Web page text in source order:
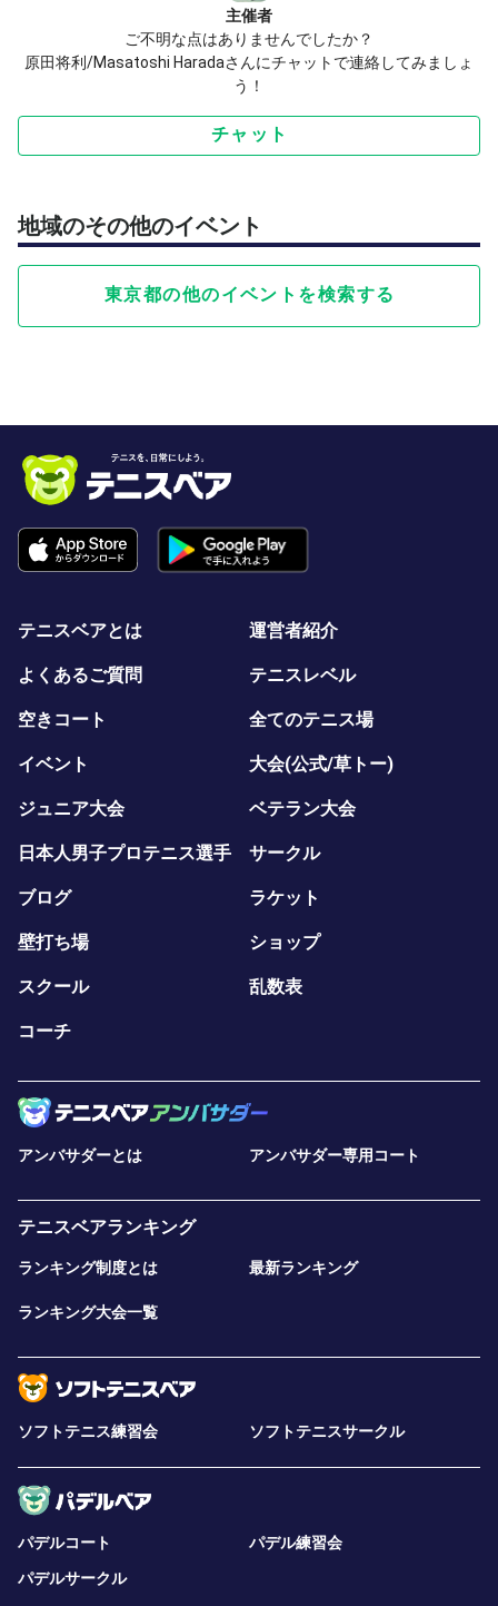
主催者
ご不明な点はありませんでしたか？
原田将利/Masatoshi Haradaさんにチャットで連絡してみましょ
う！
チャット
地域のその他のイベント
東京都の他のイベントを検索する
テニスベアとは 運営者紹介
よくあるご質問 テニスレベル
空きコート 全てのテニス場
イベント 大会(公式/草トー)
ジュニア大会 ベテラン大会
日本人男子プロテニス選手 サークル
ブログ ラケット
壁打ち場 ショップ
スクール 乱数表
コーチ
アンバサダーとは アンバサダー専用コート
テニスベアランキング
ランキング制度とは 最新ランキング
ランキング大会一覧
ソフトテニス練習会 ソフトテニスサークル
パデルコート
パデル練習会
パデルサークル